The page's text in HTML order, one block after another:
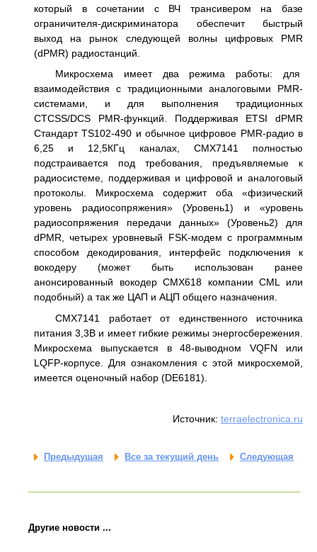
который в сочетании с ВЧ трансивером на базе
ограничителя-дискриминатора обеспечит быстрый
выход на рынок следующей волны цифровых PMR
(dPMR) радиостанций.
Микросхема имеет два режима работы: для
взаимодействия с традиционными аналоговыми PMR-
системами, и для выполнения традиционных
CTCSS/DCS PMR-функций. Поддерживая ETSI dPMR
Стандарт TS102-490 и обычное цифровое PMR-радио в
6,25 и 12,5КГц каналах, CMX7141 полностью
подстраивается под требования, предъявляемые к
радиосистеме, поддерживая и цифровой и аналоговый
протоколы. Микросхема содержит оба «физический
уровень радиосопряжения» (Уровень1) и «уровень
радиосопряжения передачи данных» (Уровень2) для
dPMR, четырех уровневый FSK-модем с программным
способом декодирования, интерфейс подключения к
вокодеру (может быть использован ранее
анонсированный вокодер CMX618 компании CML или
подобный) а так же ЦАП и АЦП общего назначения.
CMX7141 работает от единственного источника
питания 3,3В и имеет гибкие режимы энергосбережения.
Микросхема выпускается в 48-выводном VQFN или
LQFP-корпусе. Для ознакомления с этой микросхемой,
имеется оценочный набор (DE6181).
Источник: terraelectronica.ru
Предыдущая Все за текущий день Следующая
Другие новости ...